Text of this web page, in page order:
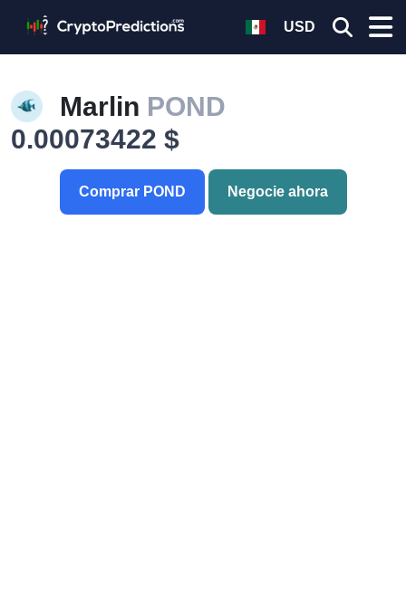
USD
Marlin POND
0.00073422 $
Comprar POND Negocie ahora